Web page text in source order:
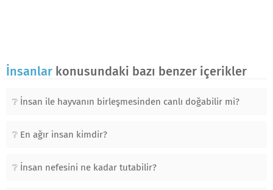
İnsanlar konusundaki bazı benzer içerikler
İnsan ile hayvanın birleşmesinden canlı doğabilir mi?
En ağır insan kimdir?
İnsan nefesini ne kadar tutabilir?